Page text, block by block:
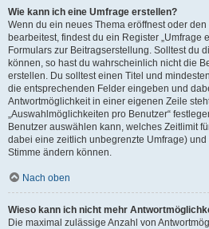
Wie kann ich eine Umfrage erstellen?
Wenn du ein neues Thema eröffnest oder
bearbeitest, findest du ein Register „Umfrage
Formulars zur Beitragserstellung. Solltest du
können, so hast du wahrscheinlich nicht die
erstellen. Du solltest einen Titel und
die entsprechenden Felder eingeben und
Antwortmöglichkeit in einer eigenen Zeile
„Auswahlmöglichkeiten pro Benutzer“
Benutzer auswählen kann, welches Zeitlimit
dabei eine zeitlich unbegrenzte Umfrage)
Stimme ändern können.
Nach oben
Wieso kann ich nicht mehr
Die maximal zulässige Anzahl von